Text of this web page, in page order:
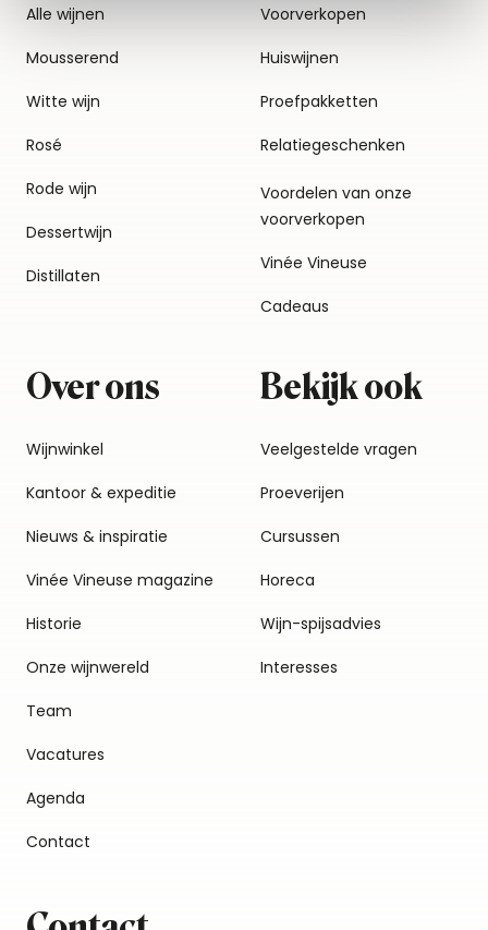
Alle wijnen
Mousserend
Witte wijn
Rosé
Rode wijn
Dessertwijn
Distillaten
Voorverkopen
Huiswijnen
Proefpakketten
Relatiegeschenken
Voordelen van onze
voorverkopen
Vinée Vineuse
Cadeaus
Over ons
Wijnwinkel
Kantoor & expeditie
Nieuws & inspiratie
Vinée Vineuse magazine
Historie
Onze wijnwereld
Team
Vacatures
Agenda
Contact
Bekijk ook
Veelgestelde vragen
Proeverijen
Cursussen
Horeca
Wijn-spijsadvies
Interesses